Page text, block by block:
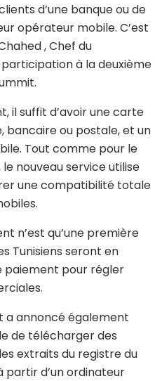
d’une banque ou de
opérateur mobile. C’est
, Chef du
à la deuxième
il suffit d’avoir une carte
bancaire ou postale, et un
Tout comme pour le
nouveau service utilise
une compatibilité totale
n’est qu’une première
Tunisiens seront en
paiement pour régler
a annoncé également
de télécharger des
extraits du registre du
d’un ordinateur